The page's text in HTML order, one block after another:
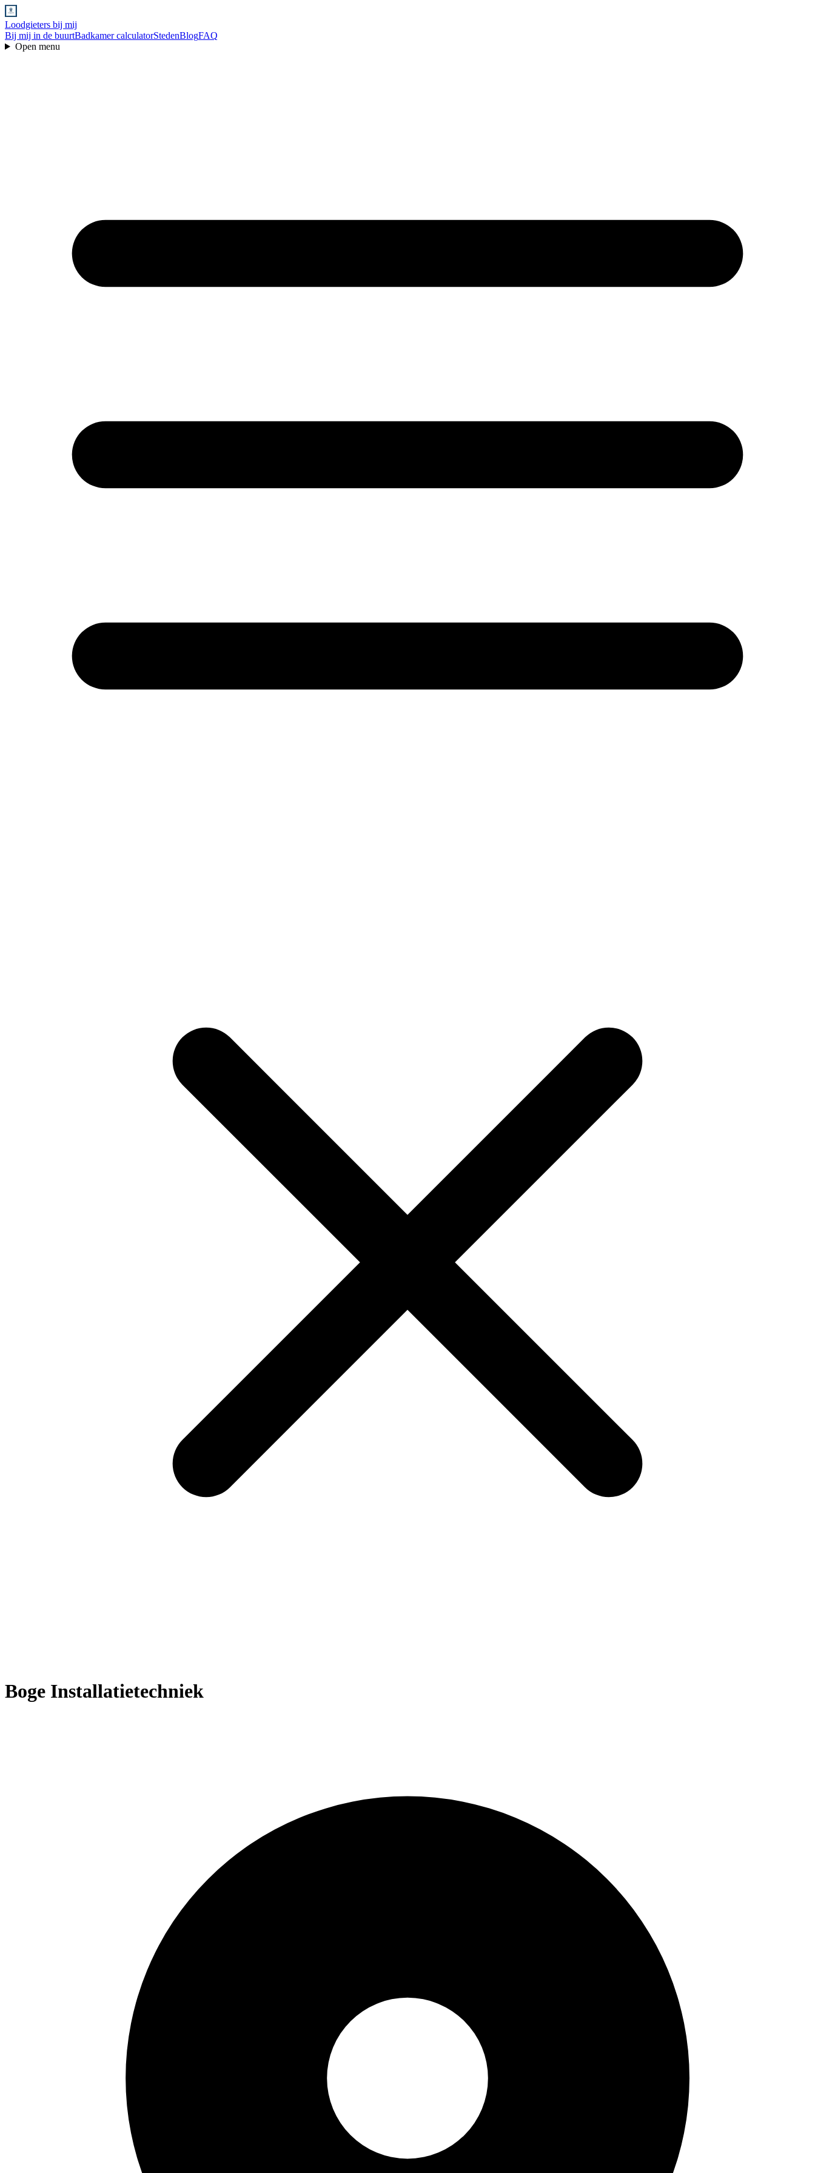
Loodgieters bij mij
Bij mij in de buurtBadkamer calculatorStedenBlogFAQ
Open menu
Boge Installatietechniek